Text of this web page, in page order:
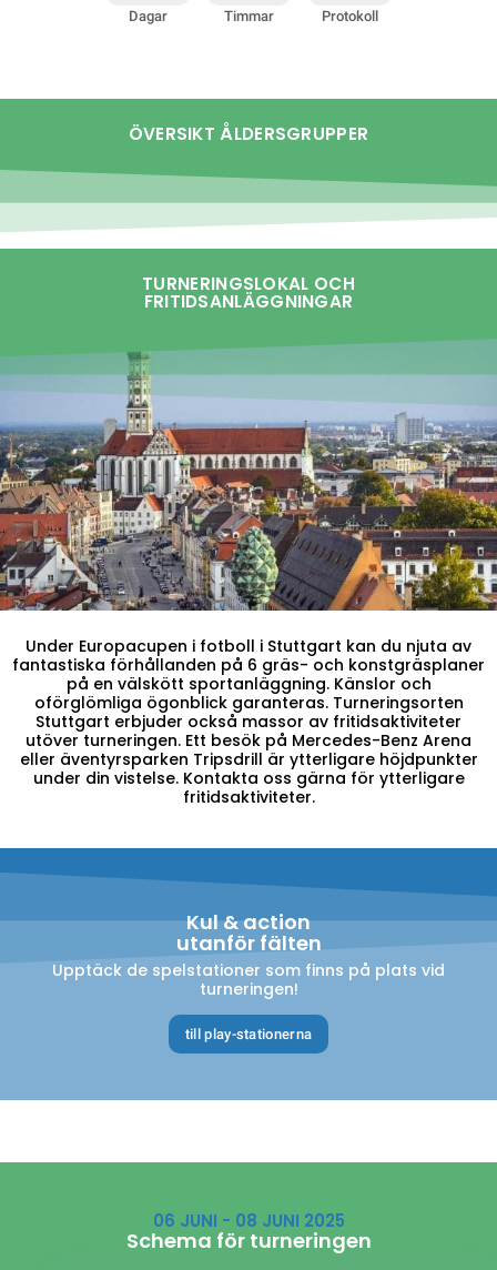
Dagar Timmar Protokoll
ÖVERSIKT ÅLDERSGRUPPER
TURNERINGSLOKAL OCH
FRITIDSANLÄGGNINGAR
Under Europacupen i fotboll i Stuttgart kan du njuta av
fantastiska förhållanden på 6 gräs- och konstgräsplaner
på en välskött sportanläggning. Känslor och
oförglömliga ögonblick garanteras. Turneringsorten
Stuttgart erbjuder också massor av fritidsaktiviteter
utöver turneringen. Ett besök på Mercedes-Benz Arena
eller äventyrsparken Tripsdrill är ytterligare höjdpunkter
under din vistelse. Kontakta oss gärna för ytterligare
fritidsaktiviteter.
Kul & action
utanför fälten
Upptäck de spelstationer som finns på plats vid
turneringen!
till play-stationerna
06 JUNI - 08 JUNI 2025
Schema för turneringen